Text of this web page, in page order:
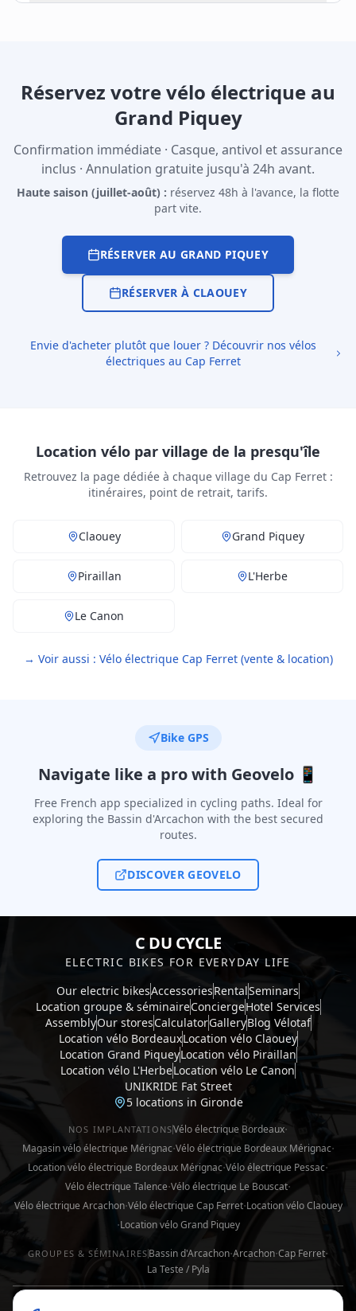
Réservez votre vélo électrique au
Grand Piquey
Confirmation immédiate · Casque, antivol et assurance
inclus · Annulation gratuite jusqu'à 24h avant.
Haute saison (juillet-août) : réservez 48h à l'avance, la flotte
part vite.
RÉSERVER AU GRAND PIQUEY
RÉSERVER À CLAOUEY
Envie d'acheter plutôt que louer ? Découvrir nos vélos
électriques au Cap Ferret
Location vélo par village de la presqu'île
Retrouvez la page dédiée à chaque village du Cap Ferret :
itinéraires, point de retrait, tarifs.
Claouey Grand Piquey
Piraillan L'Herbe
Le Canon
→ Voir aussi : Vélo électrique Cap Ferret (vente & location)
Bike GPS
Navigate like a pro with Geovelo 📱
Free French app specialized in cycling paths. Ideal for
exploring the Bassin d'Arcachon with the best secured
routes.
DISCOVER GEOVELO
C DU CYCLE
ELECTRIC BIKES FOR EVERYDAY LIFE
Our electric bikesAccessoriesRentalSeminars
Location groupe & séminaireConciergeHotel Services
AssemblyOur storesCalculatorGalleryBlog Vélotaf
Location vélo BordeauxLocation vélo Claouey
Location Grand PiqueyLocation vélo Piraillan
Location vélo L'HerbeLocation vélo Le Canon
UNIKRIDE Fat Street
5 locations in Gironde
NOS IMPLANTATIONSVélo électrique Bordeaux·
Magasin vélo électrique Mérignac·Vélo électrique Bordeaux Mérignac·
Location vélo électrique Bordeaux Mérignac·Vélo électrique Pessac·
Vélo électrique Talence·Vélo électrique Le Bouscat·
Vélo électrique Arcachon·Vélo électrique Cap Ferret·Location vélo Claouey
·Location vélo Grand Piquey
GROUPES & SÉMINAIRES Bassin d'Arcachon·Arcachon·Cap Ferret·
La Teste / Pyla